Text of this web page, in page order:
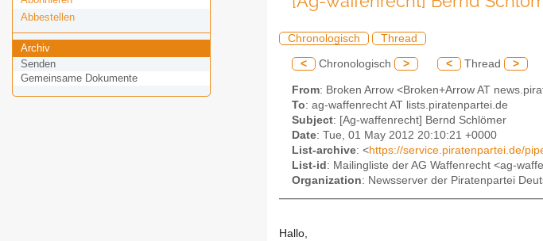
Abbestellen
Archiv
Senden
Gemeinsame Dokumente
Chronologisch Thread
< Chronologisch > < Thread >
From: Broken Arrow <Broken+Arrow AT
To: ag-waffenrecht AT lists.piratenpartei.de
Subject: [Ag-waffenrecht] Bernd Schlömer
Date: Tue, 01 May 2012 20:10:21 +0000
List-archive: <https://service.piratenpartei.de/
List-id : Mailingliste der AG Waffenrecht <ag-
Organization: Newsserver der Piratenpartei
Hallo,